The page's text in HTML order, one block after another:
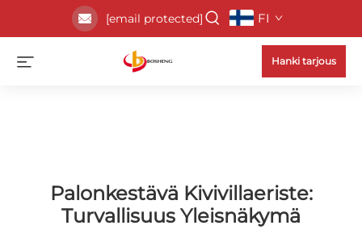
[email protected] FI
Hanki tarjous
Palonkestävä Kivivillaeriste:
Turvallisuus Yleisnäkymä